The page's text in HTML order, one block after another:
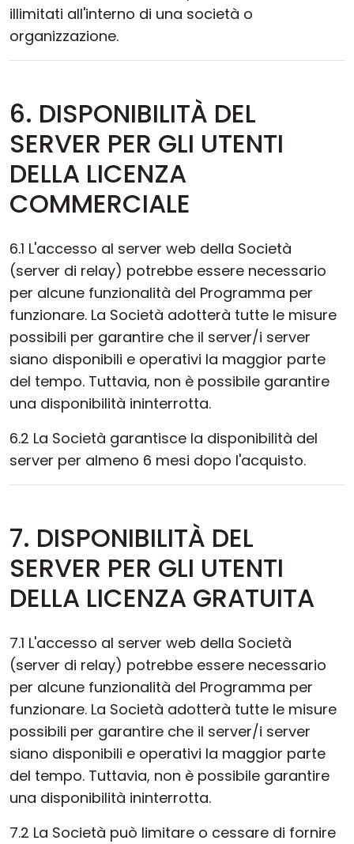
illimitati all'interno di una società o
organizzazione.
6. DISPONIBILITÀ DEL
SERVER PER GLI UTENTI
DELLA LICENZA
COMMERCIALE
6.1 L'accesso al server web della Società
(server di relay) potrebbe essere necessario
per alcune funzionalità del Programma per
funzionare. La Società adotterà tutte le misure
possibili per garantire che il server/i server
siano disponibili e operativi la maggior parte
del tempo. Tuttavia, non è possibile garantire
una disponibilità ininterrotta.
6.2 La Società garantisce la disponibilità del
server per almeno 6 mesi dopo l'acquisto.
7. DISPONIBILITÀ DEL
SERVER PER GLI UTENTI
DELLA LICENZA GRATUITA
7.1 L'accesso al server web della Società
(server di relay) potrebbe essere necessario
per alcune funzionalità del Programma per
funzionare. La Società adotterà tutte le misure
possibili per garantire che il server/i server
siano disponibili e operativi la maggior parte
del tempo. Tuttavia, non è possibile garantire
una disponibilità ininterrotta.
7.2 La Società può limitare o cessare di fornire